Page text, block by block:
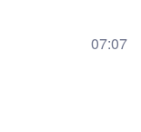
07:07